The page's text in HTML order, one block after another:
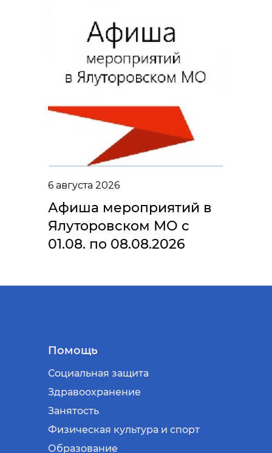
6 августа 2026
Афиша мероприятий в
Ялуторовском МО с
01.08. по 08.08.2026
Помощь
Социальная защита
Здравоохранение
Занятость
Физическая культура и спорт
Образование